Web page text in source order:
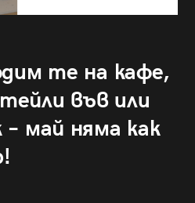
те на кафе,
във или
– май няма как